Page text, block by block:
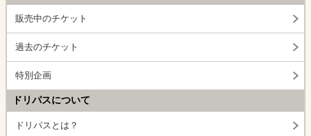
販売中のチケット
過去のチケット
特別企画
ドリパスについて
ドリパスとは？